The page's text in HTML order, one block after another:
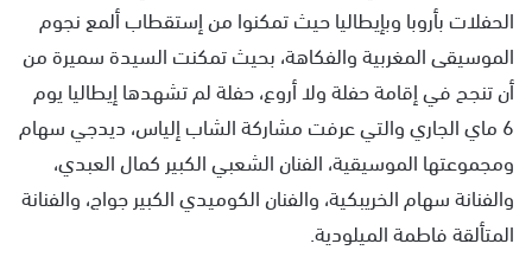
الحفلات بأروبا وبإيطاليا حيث تمكنوا من إستقطاب ألمع نجوم
الموسيقى المغربية والفكاهة، بحيث تمكنت السيدة سميرة من
أن تنجح في إقامة حفلة ولا أروع، حفلة لم تشهدها إيطاليا يوم
6 ماي الجاري والتي عرفت مشاركة الشاب إلياس، ديدجي سهام
ومجموعتها الموسيقية، الفنان الشعبي الكبير كمال العبدي،
والفنانة سهام الخريبكية، والفنان الكوميدي الكبير جواج، والفنانة
المتألقة فاطمة الميلودية.